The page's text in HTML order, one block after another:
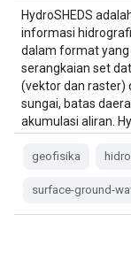
HydroSHEDS
informasi
dalam format
serangkaian set
(vektor dan raster)
sungai, batas
akumulasi aliran.
geofisika
surface-ground-